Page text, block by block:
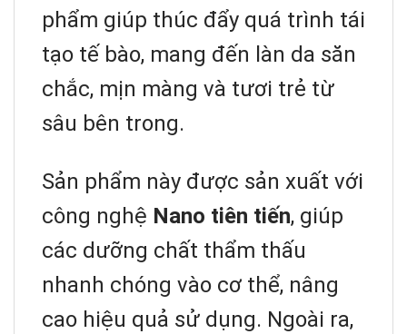
phẩm giúp thúc đẩy quá trình tái
tạo tế bào, mang đến làn da săn
chắc, mịn màng và tươi trẻ từ
sâu bên trong.
Sản phẩm này được sản xuất với
công nghệ Nano tiên tiến, giúp
các dưỡng chất thẩm thấu
nhanh chóng vào cơ thể, nâng
cao hiệu quả sử dụng. Ngoài ra,